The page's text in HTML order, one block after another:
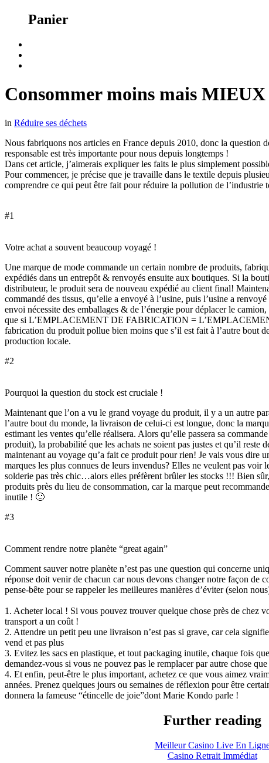
Panier
Consommer moins mais MIEUX
in Réduire ses déchets
Nous fabriquons nos articles en France depuis 2010, donc la question
responsable est très importante pour nous depuis longtemps !
Dans cet article, j’aimerais expliquer les faits le plus simplement
Pour commencer, je précise que je travaille dans le textile depuis
comprendre ce qui peut être fait pour réduire la pollution de l’industrie
#1
Votre achat a souvent beaucoup voyagé !
Une marque de mode commande un certain nombre de produits,
expédiés dans un entrepôt & renvoyés ensuite aux boutiques. Si la
distributeur, le produit sera de nouveau expédié au client final!
commandé des tissus, qu’elle a envoyé à l’usine, puis l’usine a
envoi nécessite des emballages & de l’énergie pour déplacer le
que si L’EMPLACEMENT DE FABRICATION =
fabrication du produit pollue bien moins que s’il est fait à l’autre bout
production locale.
#2
Pourquoi la question du stock est cruciale !
Maintenant que l’on a vu le grand voyage du produit, il y a un autre
l’autre bout du monde, la livraison de celui-ci est longue, donc la
estimant les ventes qu’elle réalisera. Alors qu’elle passera sa
produit), la probabilité que les achats ne soient pas justes et qu’il reste
maintenant au voyage qu’a fait ce produit pour rien! Je vais vous dire
marques les plus connues de leurs invendus? Elles ne veulent pas voir
solderie pas très chic…alors elles préfèrent brûler les stocks !!! Bien
produits près du lieu de consommation, car la marque peut
inutile ! 🙂
#3
Comment rendre notre planète “great again”
Comment sauver notre planète n’est pas une question qui concerne
réponse doit venir de chacun car nous devons changer notre façon de
pense-bête pour se rappeler les meilleures manières d’éviter (selon
1. Acheter local ! Si vous pouvez trouver quelque chose près de chez
transport a un coût !
2. Attendre un petit peu une livraison n’est pas si grave, car cela
vend et pas plus
3. Evitez les sacs en plastique, et tout packaging inutile, chaque fois
demandez-vous si vous ne pouvez pas le remplacer par autre chose
4. Et enfin, peut-être le plus important, achetez ce que vous aimez
années. Prenez quelques jours ou semaines de réflexion pour être
donnera la fameuse “étincelle de joie”dont Marie Kondo parle !
Further reading
Meilleur Casino Live En
Casino Retrait Immédiat